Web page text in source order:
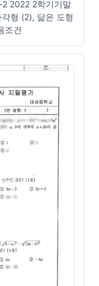
2022 2학기기말
형 (2), 닮은 도형
조건